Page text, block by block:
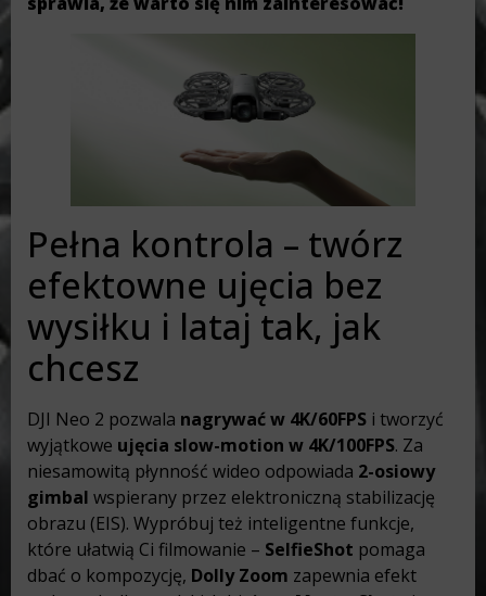
Pełna kontrola – twórz
efektowne ujęcia bez
wysiłku i lataj tak, jak
chcesz
DJI Neo 2 pozwala nagrywać w 4K/60FPS i tworzyć
wyjątkowe ujęcia slow-motion w 4K/100FPS. Za
niesamowitą płynność wideo odpowiada 2-osiowy
gimbal wspierany przez elektroniczną stabilizację
obrazu (EIS). Wypróbuj też inteligentne funkcje,
które ułatwią Ci filmowanie – SelfieShot pomaga
dbać o kompozycję, Dolly Zoom zapewnia efekt